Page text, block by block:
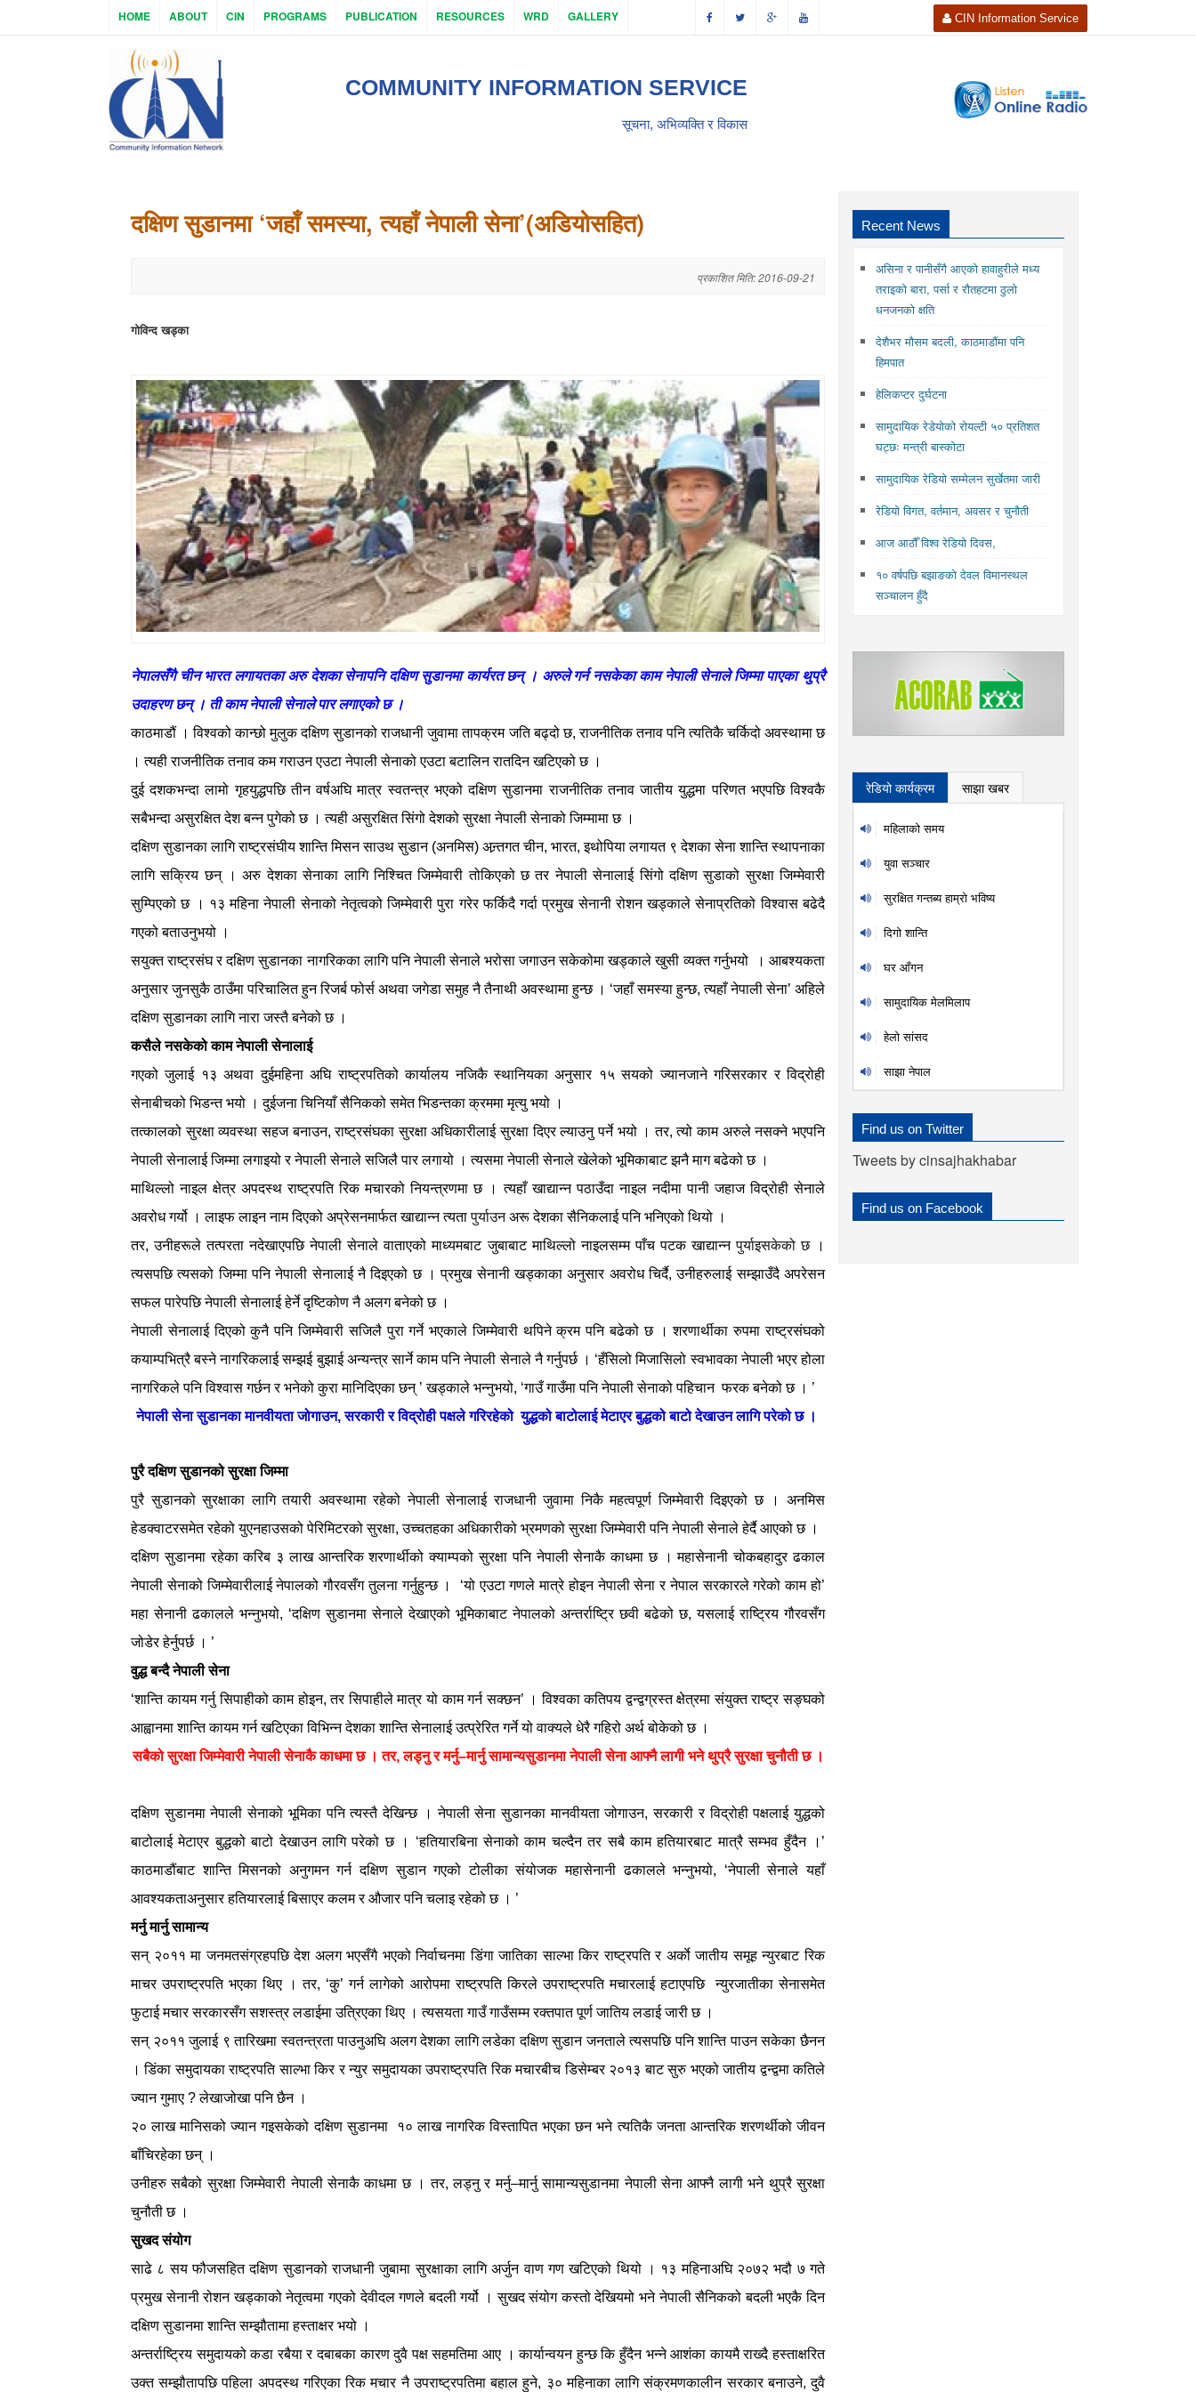
HOME ABOUT CIN PROGRAMS PUBLICATION RESOURCES WRD GALLERY CIN Information Service
COMMUNITY INFORMATION SERVICE
सूचना, अभिव्यक्ति र विकास
दक्षिण सुडानमा ‘जहाँ समस्या, त्यहाँ नेपाली सेना’(अडियोसहित)
प्रकाशित मिति: 2016-09-21
गोविन्द खड्का
नेपालसँगै चीन भारत लगायतका अरु देशका सेनापनि दक्षिण सुडानमा कार्यरत छन् । अरुले गर्न नसकेका काम नेपाली सेनाले जिम्मा पाएका थुप्रै
उदाहरण छन् । ती काम नेपाली सेनाले पार लगाएको छ ।
काठमाडौं । विश्वको कान्छो मुलुक दक्षिण सुडानको राजधानी जुवामा तापक्रम जति बढ्दो छ, राजनीतिक तनाव पनि त्यतिकै चर्किदो अवस्थामा छ
। त्यही राजनीतिक तनाव कम गराउन एउटा नेपाली सेनाको एउटा बटालिन रातदिन खटिएको छ ।
दुई दशकभन्दा लामो गृहयुद्धपछि तीन वर्षअघि मात्र स्वतन्त्र भएको दक्षिण सुडानमा राजनीतिक तनाव जातीय युद्धमा परिणत भएपछि विश्वकै
सबैभन्दा असुरक्षित देश बन्न पुगेको छ । त्यही असुरक्षित सिंगो देशको सुरक्षा नेपाली सेनाको जिम्मामा छ ।
दक्षिण सुडानका लागि राष्ट्रसंघीय शान्ति मिसन साउथ सुडान (अनमिस) अन्र्तगत चीन, भारत, इथोपिया लगायत ९ देशका सेना शान्ति स्थापनाका
लागि सक्रिय छन् । अरु देशका सेनाका लागि निश्चित जिम्मेवारी तोकिएको छ तर नेपाली सेनालाई सिंगो दक्षिण सुडाको सुरक्षा जिम्मेवारी
सुम्पिएको छ । १३ महिना नेपाली सेनाको नेतृत्वको जिम्मेवारी पुरा गरेर फर्किदै गर्दा प्रमुख सेनानी रोशन खड्काले सेनाप्रतिको विश्वास बढेदै
गएको बताउनुभयो ।
सयुक्त राष्ट्रसंघ र दक्षिण सुडानका नागरिकका लागि पनि नेपाली सेनाले भरोसा जगाउन सकेकोमा खड्काले खुसी व्यक्त गर्नुभयो । आबश्यकता
अनुसार जुनसुकै ठाउँमा परिचालित हुन रिजर्ब फोर्स अथवा जगेडा समुह नै तैनाथी अवस्थामा हुन्छ । ‘जहाँ समस्या हुन्छ, त्यहाँ नेपाली सेना’ अहिले
दक्षिण सुडानका लागि नारा जस्तै बनेको छ ।
कसैले नसकेको काम नेपाली सेनालाई
गएको जुलाई १३ अथवा दुईमहिना अघि राष्ट्रपतिको कार्यालय नजिकै स्थानियका अनुसार १५ सयको ज्यानजाने गरिसरकार र विद्रोही
सेनाबीचको भिडन्त भयो । दुईजना चिनियाँ सैनिकको समेत भिडन्तका क्रममा मृत्यु भयो ।
तत्कालको सुरक्षा व्यवस्था सहज बनाउन, राष्ट्रसंघका सुरक्षा अधिकारीलाई सुरक्षा दिएर ल्याउनु पर्ने भयो । तर, त्यो काम अरुले नसक्ने भएपनि
नेपाली सेनालाई जिम्मा लगाइयो र नेपाली सेनाले सजिलै पार लगायो । त्यसमा नेपाली सेनाले खेलेको भूमिकाबाट झनै माग बढेको छ ।
माथिल्लो नाइल क्षेत्र अपदस्थ राष्ट्रपति रिक मचारको नियन्त्रणमा छ । त्यहाँ खाद्यान्न पठाउँदा नाइल नदीमा पानी जहाज विद्रोही सेनाले
अवरोध गर्यो । लाइफ लाइन नाम दिएको अप्रेसनमार्फत खाद्यान्न त्यतापुर्याउनअरू देशका सैनिकलाई पनि भनिएको थियो ।
तर, उनीहरूले तत्परता नदेखाएपछि नेपाली सेनाले वाताएको माध्यमबाट जुबाबाट माथिल्लो नाइलसम्म पाँच पटक खाद्यान्नपुर्याइसकेको छ।
त्यसपछि त्यसको जिम्मा पनि नेपाली सेनालाई नै दिइएको छ । प्रमुख सेनानी खड्काकाअनुसार अवरोध चिर्दै, उनीहरुलाई सम्झाउँदै अपरेसन
सफल पारेपछि नेपाली सेनालाई हेर्ने दृष्टिकोण नै अलग बनेको छ ।
नेपाली सेनालाई दिएको कुनै पनि जिम्मेवारी सजिलै पुरा गर्ने भएकाले जिम्मेवारी थपिने क्रम पनि बढेको छ । शरणार्थीका रुपमा राष्ट्रसंघको
कयाम्पभित्रै बस्ने नागरिकलाई सम्झई बुझाई अन्यन्त्र सार्ने काम पनि नेपाली सेनाले नै गर्नुपर्छ । ‘हँसिलो मिजासिलो स्वभावका नेपाली भएर होला
नागरिकले पनि विश्वास गर्छन र भनेको कुरा मानिदिएका छन् ’ खड्काले भन्नुभयो, ‘गाउँ गाउँमा पनि नेपाली सेनाको पहिचान फरक बनेको छ । ’
नेपाली सेना सुडानका मानवीयता जोगाउन, सरकारी र विद्रोहीपक्षले गरिरहेकोयुद्धको बाटोलाई मेटाएर बुद्धको बाटो देखाउन लागि परेको छ ।
पुरै दक्षिण सुडानको सुरक्षा जिम्मा
पुरै सुडानको सुरक्षाका लागि तयारी अवस्थामा रहेको नेपाली सेनालाई राजधानी जुवामा निकै महत्वपूर्ण जिम्मेवारी दिइएको छ । अनमिस
हेडक्वाटरसमेत रहेको युएनहाउसको पेरिमिटरको सुरक्षा, उच्चतहका अधिकारीको भ्रमणको सुरक्षा जिम्मेवारी पनि नेपाली सेनाले हेर्दै आएको छ ।
दक्षिण सुडानमा रहेका करिब ३ लाख आन्तरिक शरणार्थीको क्याम्पको सुरक्षा पनि नेपाली सेनाकै काधमा छ । महासेनानी चोकबहादुर ढकाल
नेपाली सेनाको जिम्मेवारीलाई नेपालको गौरवसँग तुलना गर्नुहुन्छ । ‘यो एउटा गणले मात्रे होइन नेपाली सेना र नेपाल सरकारले गरेको काम हो’
महा सेनानी ढकालले भन्नुभयो, ‘दक्षिण सुडानमा सेनाले देखाएको भूमिकाबाट नेपालको अन्तर्राष्ट्रि छवी बढेको छ, यसलाई राष्ट्रिय गौरवसँग
जोडेर हेर्नुपर्छ । ’
वुद्ध बन्दै नेपाली सेना
‘शान्ति कायम गर्नु सिपाहीको काम होइन, तर सिपाहीले मात्र यो काम गर्न सक्छन’ । विश्वका कतिपय द्वन्द्वग्रस्त क्षेत्रमा संयुक्त राष्ट्र सङ्घको
आह्वानमा शान्ति कायम गर्न खटिएका विभिन्न देशका शान्ति सेनालाई उत्प्रेरित गर्ने यो वाक्यले धेरै गहिरो अर्थ बोकेको छ ।
सबैको सुरक्षा जिम्मेवारी नेपाली सेनाकै काधमा छ । तर, लड्नु र मर्नु–मार्नु सामान्यसुडानमा नेपाली सेना आफ्नै लागी भने थुप्रै सुरक्षा चुनौती छ ।
दक्षिण सुडानमा नेपाली सेनाको भूमिका पनि त्यस्तै देखिन्छ । नेपाली सेना सुडानका मानवीयता जोगाउन, सरकारी र विद्रोही पक्षलाई युद्धको
बाटोलाई मेटाएर बुद्धको बाटो देखाउन लागि परेको छ । ‘हतियारबिना सेनाको काम चल्दैन तर सबै काम हतियारबाट मात्रै सम्भव हुँदैन ।’
काठमाडौंबाट शान्ति मिसनको अनुगमन गर्न दक्षिण सुडान गएको टोलीका संयोजक महासेनानी ढकालले भन्नुभयो, ‘नेपाली सेनाले यहाँ
आवश्यकताअनुसार हतियारलाई बिसाएर कलम र औजार पनि चलाइ रहेको छ । ’
मर्नु मार्नु सामान्य
सन् २०११ मा जनमतसंग्रहपछि देश अलग भएसँगै भएको निर्वाचनमा डिंगा जातिका साल्भा किर राष्ट्रपति र अर्काे जातीय समूह न्युरबाट रिक
माचर उपराष्ट्रपति भएका थिए । तर, ‘कु’ गर्न लागेको आरोपमा राष्ट्रपति किरले उपराष्ट्रपति मचारलाई हटाएपछि न्युरजातीका सेनासमेत
फुटाई मचार सरकारसँग सशस्त्र लडाईमा उत्रिएका थिए । त्यसयता गाउँ गाउँसम्म रक्तपात पूर्ण जातिय लडाई जारी छ ।
सन् २०११ जुलाई ९ तारिखमा स्वतन्त्रता पाउनुअघि अलग देशका लागि लडेका दक्षिण सुडान जनताले त्यसपछि पनि शान्ति पाउन सकेका छैनन
। डिंका समुदायका राष्ट्रपति साल्भा किर र न्युर समुदायका उपराष्ट्रपति रिक मचारबीच डिसेम्बर २०१३ बाट सुरु भएको जातीय द्वन्द्वमा कतिले
ज्यान गुमाए ? लेखाजोखा पनि छैन ।
२० लाख मानिसको ज्यान गइसकेको दक्षिण सुडानमा १० लाख नागरिक विस्तापित भएका छन भने त्यतिकै जनता आन्तरिक शरणर्थीको जीवन
बाँचिरहेका छन् ।
उनीहरु सबैको सुरक्षा जिम्मेवारी नेपाली सेनाकै काधमा छ । तर, लड्नु र मर्नु–मार्नु सामान्यसुडानमा नेपाली सेना आफ्नै लागी भने थुप्रै सुरक्षा
चुनौती छ ।
सुखद संयोग
साढे ८ सय फौजसहित दक्षिण सुडानको राजधानी जुबामा सुरक्षाका लागि अर्जुन वाण गण खटिएको थियो । १३ महिनाअघि २०७२ भदौ ७ गते
प्रमुख सेनानी रोशन खड्काको नेतृत्वमा गएको देवीदल गणले बदली गर्यो । सुखद संयोग कस्तो देखियमो भने नेपाली सैनिकको बदली भएकै दिन
दक्षिण सुडानमा शान्ति सम्झौतामा हस्ताक्षर भयो ।
अन्तर्राष्ट्रिय समुदायको कडा रबैया र दबाबका कारण दुवै पक्ष सहमतिमा आए । कार्यान्वयन हुन्छ कि हुँदैन भन्ने आशंका कायमै राख्दै हस्ताक्षरित
उक्त सम्झौतापछि पहिला अपदस्थ गरिएका रिक मचार नै उपराष्ट्रपतिमा बहाल हुने, ३० महिनाका लागि संक्रमणकालीन सरकार बनाउने, दुवै
Recent News
असिना र पानीसँगै आएको हावाहुरीले मध्य
तराइको बारा, पर्सा र रौतहटमा ठुलो
धनजनको क्षति
देशैभर मौसम बदली, काठमाडौंमा पनि
हिमपात
हेलिकप्टर दुर्घटना
सामुदायिक रेडेयोको रोयल्टी ५० प्रतिशत
घट्छः मन्त्री बास्कोटा
सामुदायिक रेडियो सम्मेलन सुर्खेतमा जारी
रेडियो विगत, वर्तमान, अवसर र चुनौती
आज आठौँ विश्व रेडियो दिवस,
१० वर्षपछि बझाङको देवल विमानस्थल
सञ्चालन हुँदै
रेडियो कार्यक्रम साझा खबर
महिलाकाे समय
युवा सञ्चार
सुरक्षित गन्तब्य हाम्रो भविष्य
दिगाे शान्ति
घर आँगन
सामुदायिक मेलमिलाप
हेलो सांसद
साझा नेपाल
Find us on Twitter
Tweets by cinsajhakhabar
Find us on Facebook